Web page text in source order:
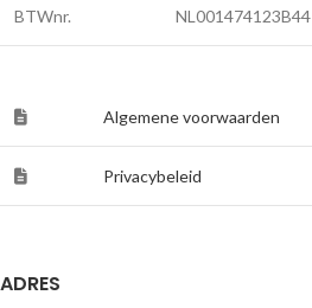
BTWnr. NL001474123B44
Algemene voorwaarden
Privacybeleid
ADRES